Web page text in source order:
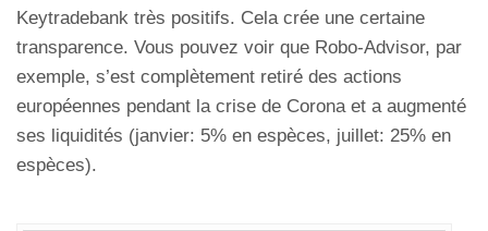
Keytradebank très positifs. Cela crée une certaine
transparence. Vous pouvez voir que Robo-Advisor, par
exemple, s’est complètement retiré des actions
européennes pendant la crise de Corona et a augmenté
ses liquidités (janvier: 5% en espèces, juillet: 25% en
espèces).